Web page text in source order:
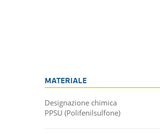
MATERIALE
Designazione chimica
PPSU (Polifenilsulfone)